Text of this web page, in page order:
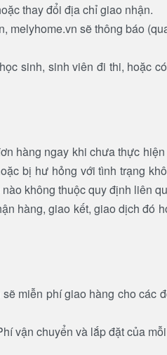
thay đổi địa chỉ giao nhận.
sẽ thông báo
sinh, sinh viên đi thi, hoặc
hàng ngay khi chưa thực
bị hư hỏng với tình trạng
không thuộc quy định liên
hàng, giao kết, giao dịch đó
miễn phí giao hàng cho các
vận chuyển và lắp đặt của